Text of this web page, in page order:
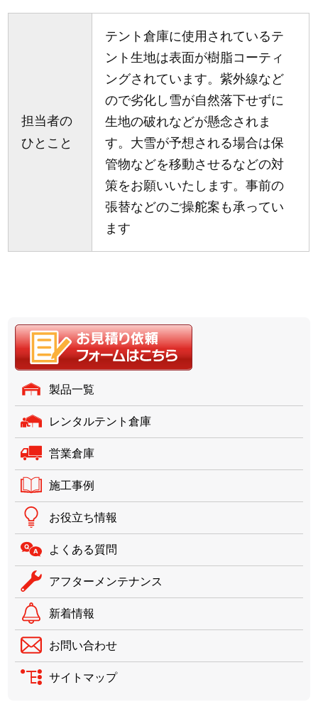
担当者の
ひとこと
テント倉庫に使用されているテ
ント生地は表面が樹脂コーティ
ングされています。紫外線など
ので劣化し雪が自然落下せずに
生地の破れなどが懸念されま
す。大雪が予想される場合は保
管物などを移動させるなどの対
策をお願いいたします。事前の
張替などのご操舵案も承ってい
ます
製品一覧
レンタルテント倉庫
営業倉庫
施工事例
お役立ち情報
よくある質問
アフターメンテナンス
新着情報
お問い合わせ
サイトマップ